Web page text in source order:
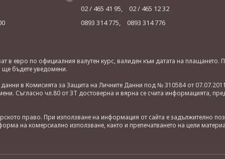
02 / 465 41 95,
02 / 465 12 32
0893 314 775,
0893 314 776
в евро по официалния валутен курс, валиден към датата на
ще бъдете уведомени.
в Комисията за Защита на Личните Данни под № 310584 от
Съгласно чл.80 от ЗТ достоверна и вярна се счита информацията,
право. При използване на информация от сайта е задължително
на комерсиално използване, както и препечатването на цели